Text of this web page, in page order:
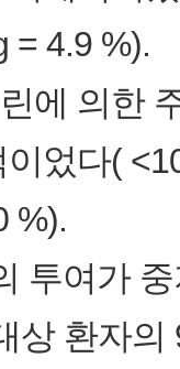
= 4.9 %).
에 의한
었다(
%).
투여가
상 환자